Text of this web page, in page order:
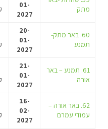
מתק
01-
2027
60. באר מתק-
תמנע
20-
01-
2027
61. תמנע – באר
אורה
21-
01-
2027
62. באר אורה –
עמודי עמרם
16-
02-
2027